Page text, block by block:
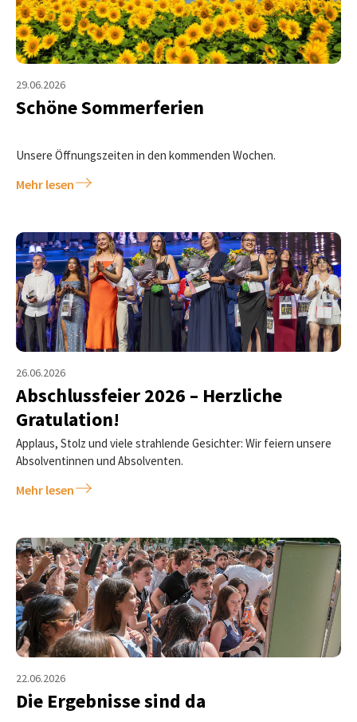
29.06.2026
Schöne Sommerferien
Unsere Öffnungszeiten in den kommenden Wochen.
Mehr lesen
26.06.2026
Abschlussfeier 2026 – Herzliche
Gratulation!
Applaus, Stolz und viele strahlende Gesichter: Wir feiern unsere
Absolventinnen und Absolventen.
Mehr lesen
22.06.2026
Die Ergebnisse sind da